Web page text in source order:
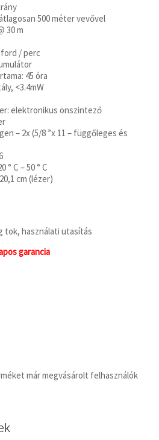
500 méter vevővel
30 m
ford / perc
45 óra
<3.4mW
elektronikus önszintező
– 2x (5/8 ”x 11 – függőleges és
° C – 50 ° C
cm (lézer)
tok, használati utasítás
garancia
már megvásárolt felhasználók